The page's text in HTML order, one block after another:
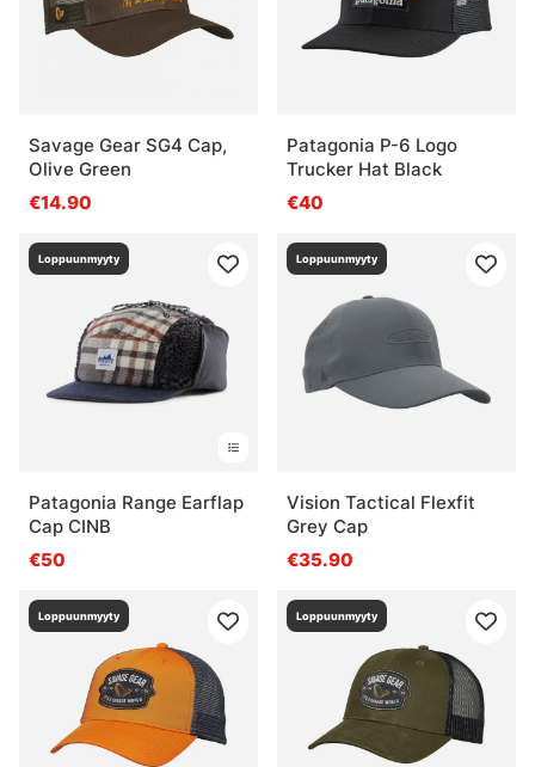
Savage Gear SG4 Cap,
Olive Green
€14.90
Patagonia P-6 Logo
Trucker Hat Black
€40
Loppuunmyyty
Patagonia Range Earflap
Cap CINB
€50
Loppuunmyyty
Vision Tactical Flexfit
Grey Cap
€35.90
Loppuunmyyty Loppuunmyyty